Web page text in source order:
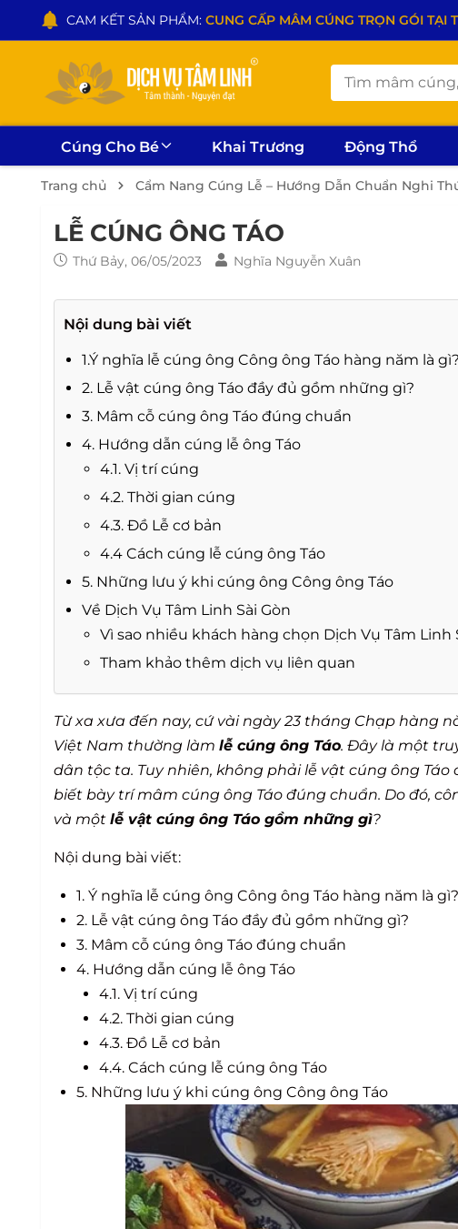
CAM KẾT SẢN PHẨM: CUNG CẤP MÂM CÚNG TRỌN GÓI TẠI
Cúng Cho Bé Khai Trương Động Thổ
Trang chủ Cẩm Nang Cúng Lễ – Hướng Dẫn Chuẩn Nghi
LỄ CÚNG ÔNG TÁO
Thứ Bảy, 06/05/2023 Nghĩa Nguyễn Xuân
Nội dung bài viết
1.Ý nghĩa lễ cúng ông Công ông Táo hàng năm là gì?
2. Lễ vật cúng ông Táo đầy đủ gồm những gì?
3. Mâm cỗ cúng ông Táo đúng chuẩn
4. Hướng dẫn cúng lễ ông Táo
4.1. Vị trí cúng
4.2. Thời gian cúng
4.3. Đồ Lễ cơ bản
4.4 Cách cúng lễ cúng ông Táo
5. Những lưu ý khi cúng ông Công ông Táo
Về Dịch Vụ Tâm Linh Sài Gòn
Vì sao nhiều khách hàng chọn Dịch Vụ Tâm Linh
Tham khảo thêm dịch vụ liên quan
Từ xa xưa đến nay, cứ vài ngày 23 tháng Chạp hàng
Việt Nam thường làm lễ cúng ông Táo. Đây là một
dân tộc ta. Tuy nhiên, không phải lễ vật cúng ông
biết bày trí mâm cúng ông Táo đúng chuẩn. Do đó,
và một lễ vật cúng ông Táo gồm những gì?
Nội dung bài viết:
1. Ý nghĩa lễ cúng ông Công ông Táo hàng năm là gì?
2. Lễ vật cúng ông Táo đầy đủ gồm những gì?
3. Mâm cỗ cúng ông Táo đúng chuẩn
4. Hướng dẫn cúng lễ ông Táo
4.1. Vị trí cúng
4.2. Thời gian cúng
4.3. Đồ Lễ cơ bản
4.4. Cách cúng lễ cúng ông Táo
5. Những lưu ý khi cúng ông Công ông Táo